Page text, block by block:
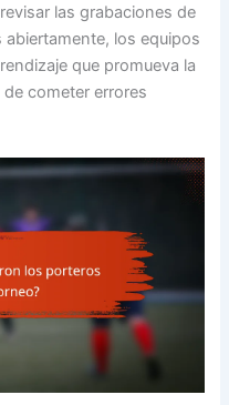
las grabaciones de
los equipos
que promueva la
cometer errores